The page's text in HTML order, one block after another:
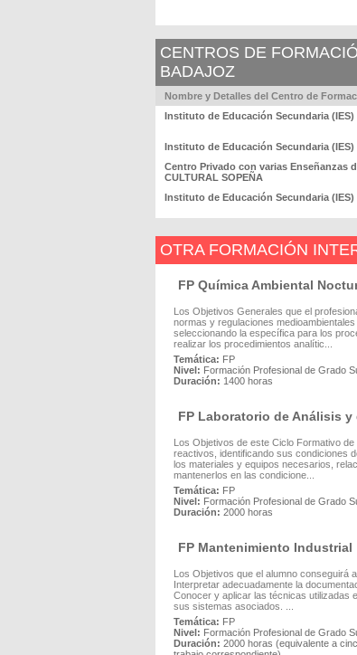
CENTROS DE
BADAJOZ
Nombre y Detalles del Centro de
Instituto de Educación Secundaria (IES)
Instituto de Educación Secundaria (IES)
Centro Privado con varias Enseñanzas
CULTURAL SOPEÑA
Instituto de Educación Secundaria (IES)
OTRA FORMACIÓN
FP Química Ambiental
Los Objetivos Generales que el
normas y regulaciones
seleccionando la específica para los
realizar los procedimientos analític...
Temática: FP
Nivel: Formación Profesional de Grado
Duración: 1400 horas
FP Laboratorio de Análisis
Los Objetivos de este Ciclo Formativo
reactivos, identificando sus condiciones
los materiales y equipos necesarios,
mantenerlos en las condicione...
Temática: FP
Nivel: Formación Profesional de Grado
Duración: 2000 horas
FP Mantenimiento Industrial
Los Objetivos que el alumno conseguirá
Interpretar adecuadamente la
Conocer y aplicar las técnicas utilizadas
sus sistemas asociados. ...
Temática: FP
Nivel: Formación Profesional de Grado
Duración: 2000 horas (equivalente a